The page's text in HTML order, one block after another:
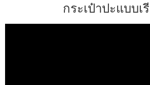
กระเป๋าปะแบบเ